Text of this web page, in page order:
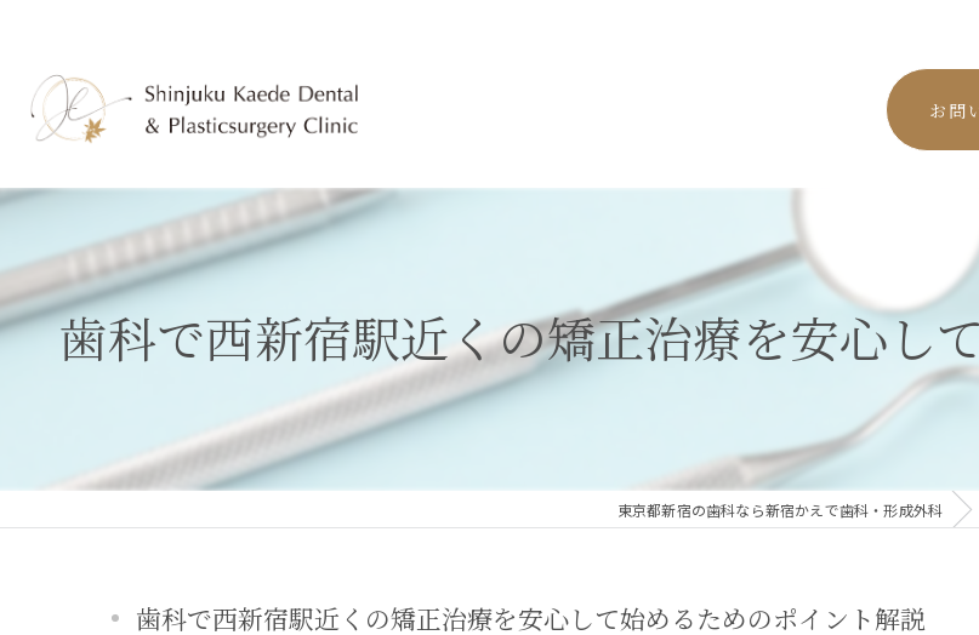
お問
歯科で西新宿駅近くの矯正治療を安心し
東京都新宿の歯科なら新宿かえで歯科・形成外科
歯科で西新宿駅近くの矯正治療を安心して始めるためのポイント解説